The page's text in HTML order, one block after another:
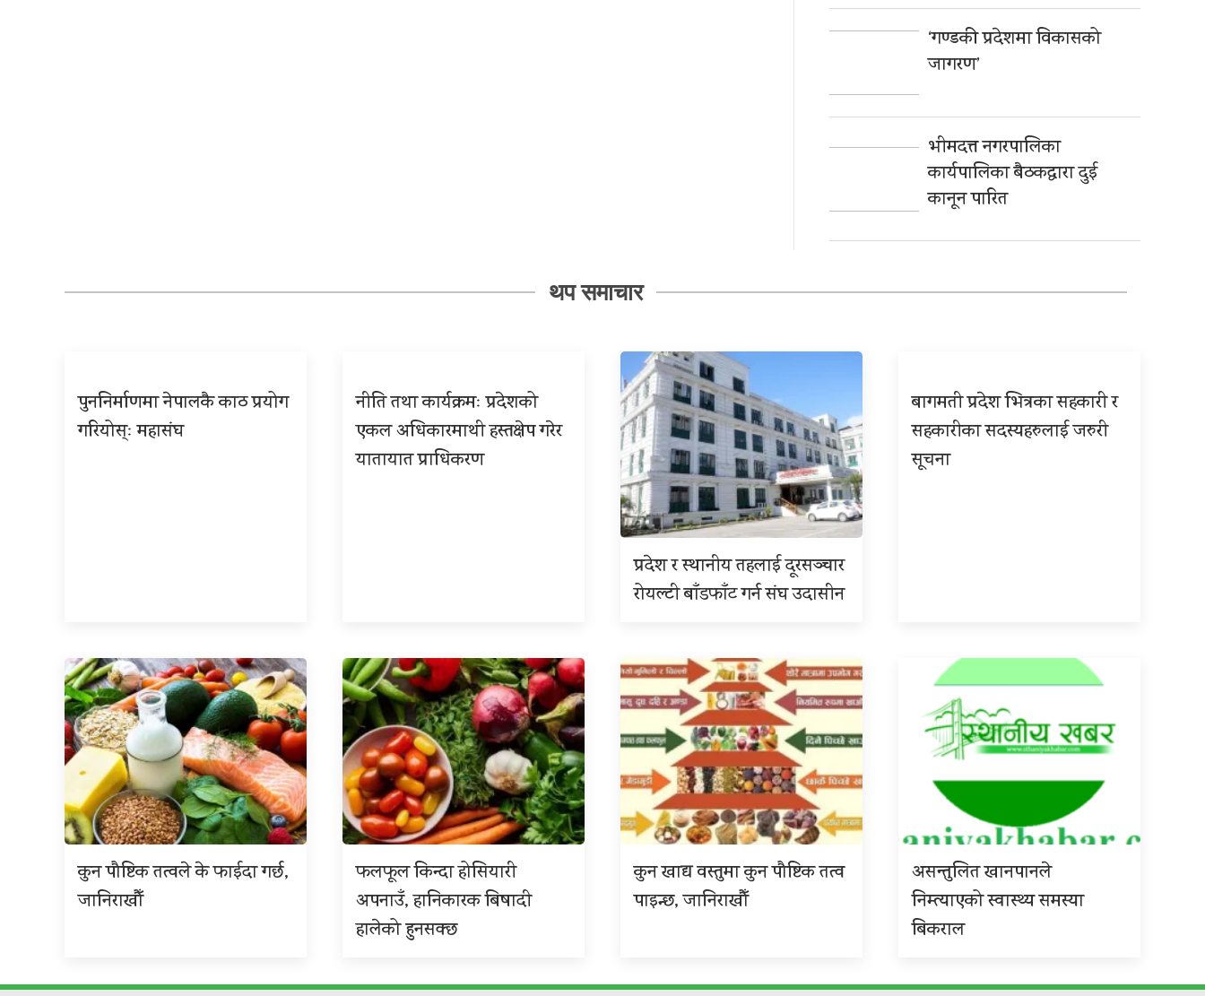
‘गण्डकी प्रदेशमा विकासको
जागरण’
भीमदत्त नगरपालिका
कार्यपालिका बैठकद्वारा दुई
कानून पारित
थप समाचार
पुननिर्माणमा नेपालकै काठ प्रयोग
गरियोस्ः महासंघ
नीति तथा कार्यक्रमः प्रदेशको
एकल अधिकारमाथी हस्तक्षेप गरेर
यातायात प्राधिकरण
प्रदेश र स्थानीय तहलाई दूरसञ्चार
रोयल्टी बाँडफाँट गर्न संघ उदासीन
बागमती प्रदेश भित्रका सहकारी र
सहकारीका सदस्यहरुलाई जरुरी
सूचना
कुन पौष्टिक तत्वले के फाईदा गर्छ,
जानिराखौँ
फलफूल किन्दा होसियारी
अपनाउँ, हानिकारक बिषादी
हालेको हुनसक्छ
कुन खाद्य वस्तुमा कुन पौष्टिक तत्व
पाइन्छ, जानिराखौँ
असन्तुलित खानपानले
निम्त्याएको स्वास्थ्य समस्या
बिकराल